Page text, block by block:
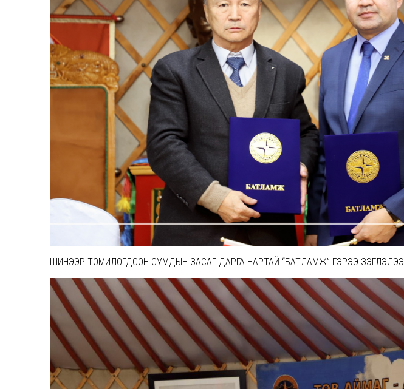
ШИНЭЭР ТОМИЛОГДСОН СУМДЫН ЗАСАГ ДАРГА НАРТАЙ “БАТЛАМЖ” ГЭРЭЭ ҮЗЭГЛЭЛЭЭ